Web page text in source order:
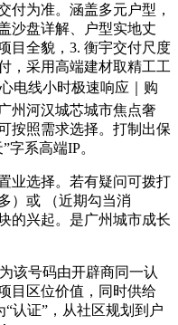
付为准。涵盖多元户型，
沙盘详解、户型实地丈
目全貌，3. 衡宇交付尺度
，采用高端建材取精工工
电线小时极速响应｜购
州河汉城芯城市焦点奢
按照需求选择。打制出保
字系高端IP。
选择。若有疑问可拨打
）或 （近期勾当消
的兴起。是广州城市成长
号码由开辟商同一认
目区位价值，同时供给
认证”，从社区规划到户